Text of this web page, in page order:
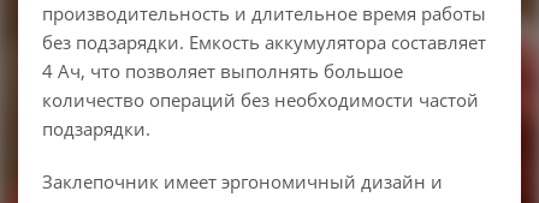
производительность и длительное время работы
без подзарядки. Емкость аккумулятора составляет
4 Ач, что позволяет выполнять большое
количество операций без необходимости частой
подзарядки.
Заклепочник имеет эргономичный дизайн и